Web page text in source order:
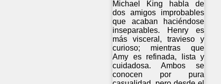
Michael King habla de
dos amigos improbables
que acaban haciéndose
inseparables. Henry es
más visceral, travieso y
curioso; mientras que
Amy es refinada, lista y
cuidadosa. Ambos se
conocen por pura